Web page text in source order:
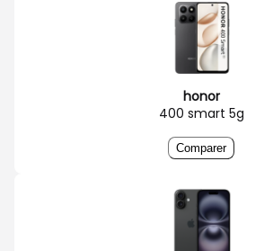
honor
400 smart 5g
Comparer